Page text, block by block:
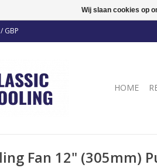
/ GBP
HOME
Fan 12" (305mm)
Wij slaan cookies op